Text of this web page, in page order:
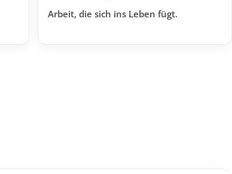
Arbeit, die sich ins Leben fügt.